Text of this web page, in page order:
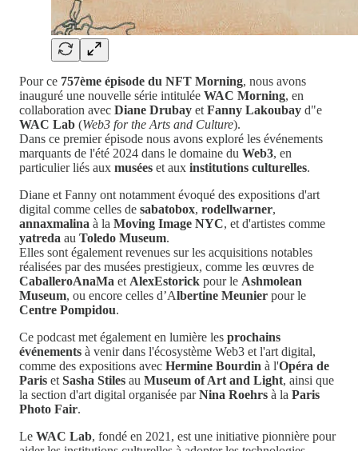
Pour ce 757ème épisode du NFT Morning, nous avons
inauguré une nouvelle série intitulée WAC Morning, en
collaboration avec Diane Drubay et Fanny Lakoubay d"e
WAC Lab (Web3 for the Arts and Culture).
Dans ce premier épisode nous avons exploré les événements
marquants de l'été 2024 dans le domaine du Web3, en
particulier liés aux musées et aux institutions culturelles.
Diane et Fanny ont notamment évoqué des expositions d'art
digital comme celles de sabatobox, rodellwarner,
annaxmalina à la Moving Image NYC, et d'artistes comme
yatreda au Toledo Museum.
Elles sont également revenues sur les acquisitions notables
réalisées par des musées prestigieux, comme les œuvres de
CaballeroAnaMa et AlexEstorick pour le Ashmolean
Museum, ou encore celles d’Albertine Meunier pour le
Centre Pompidou.
Ce podcast met également en lumière les prochains
événements à venir dans l'écosystème Web3 et l'art digital,
comme des expositions avec Hermine Bourdin à l'Opéra de
Paris et Sasha Stiles au Museum of Art and Light, ainsi que
la section d'art digital organisée parNina Roehrs à la Paris
Photo Fair.
Le WAC Lab, fondé en 2021, est une initiative pionnière pour